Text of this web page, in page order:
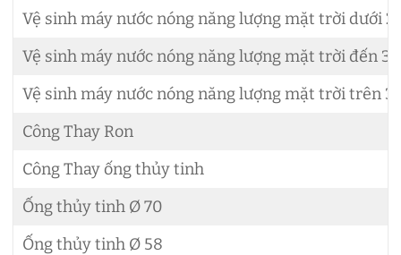
Vệ sinh máy nước nóng năng lượng mặt trời dưới
Vệ sinh máy nước nóng năng lượng mặt trời đến
Vệ sinh máy nước nóng năng lượng mặt trời trên
Công Thay Ron
Công Thay ống thủy tinh
Ống thủy tinh Ø 70
Ống thủy tinh Ø 58